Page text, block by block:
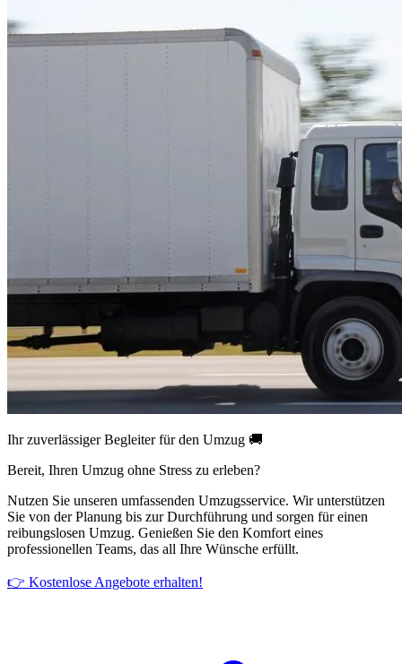
Ihr zuverlässiger Begleiter für den Umzug 🚚
Bereit, Ihren Umzug ohne Stress zu erleben?
Nutzen Sie unseren umfassenden Umzugsservice. Wir unterstützen
Sie von der Planung bis zur Durchführung und sorgen für einen
reibungslosen Umzug. Genießen Sie den Komfort eines
professionellen Teams, das all Ihre Wünsche erfüllt.
👉 Kostenlose Angebote erhalten!